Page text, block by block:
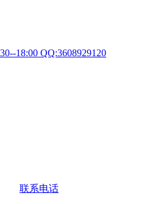
18:00 QQ:3608929120
联系电话